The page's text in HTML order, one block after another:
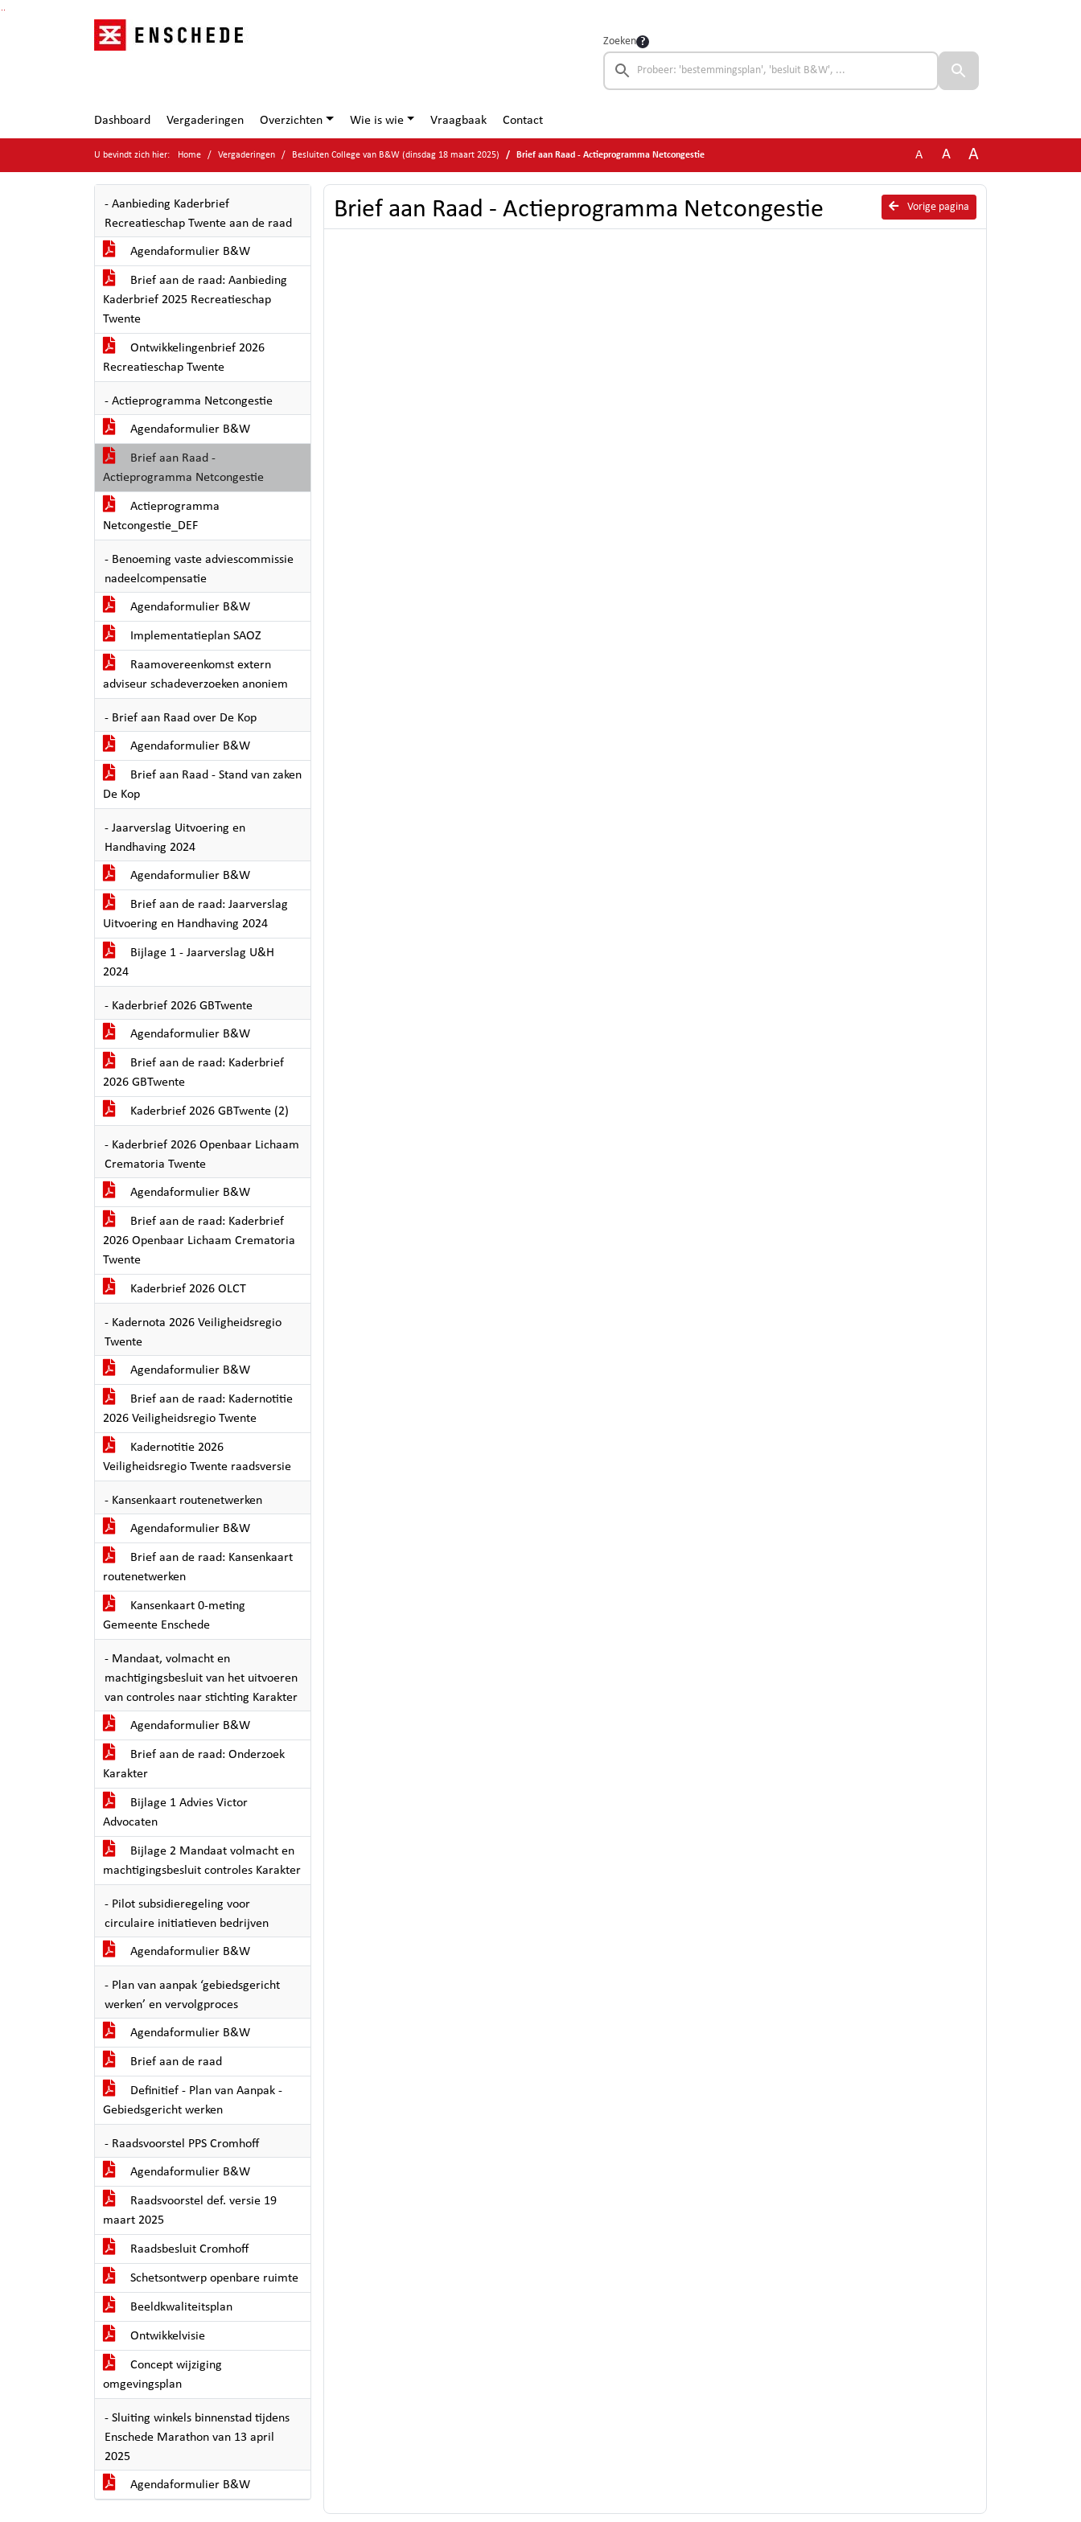
Ga naar de inhoud van deze pagina
Ga naar het zoeken
Ga naar het menu
Zoeken
Dashboard Vergaderingen Overzichten Wie is wie Vraagbaak Contact
U bevindt zich hier: Home Vergaderingen Besluiten College van B&W (dinsdag 18 maart 2025) Brief aan Raad - Actieprogramma Netcongestie A A A
- Aanbieding Kaderbrief
Recreatieschap Twente aan de raad
Agendaformulier B&W
Brief aan de raad: Aanbieding
Kaderbrief 2025 Recreatieschap
Twente
Ontwikkelingenbrief 2026
Recreatieschap Twente
- Actieprogramma Netcongestie
Agendaformulier B&W
Brief aan Raad -
Actieprogramma Netcongestie
Actieprogramma
Netcongestie_DEF
- Benoeming vaste adviescommissie
nadeelcompensatie
Agendaformulier B&W
Implementatieplan SAOZ
Raamovereenkomst extern
adviseur schadeverzoeken anoniem
- Brief aan Raad over De Kop
Agendaformulier B&W
Brief aan Raad - Stand van zaken
De Kop
- Jaarverslag Uitvoering en
Handhaving 2024
Agendaformulier B&W
Brief aan de raad: Jaarverslag
Uitvoering en Handhaving 2024
Bijlage 1 - Jaarverslag U&H
2024
- Kaderbrief 2026 GBTwente
Agendaformulier B&W
Brief aan de raad: Kaderbrief
2026 GBTwente
Kaderbrief 2026 GBTwente (2)
- Kaderbrief 2026 Openbaar Lichaam
Crematoria Twente
Agendaformulier B&W
Brief aan de raad: Kaderbrief
2026 Openbaar Lichaam Crematoria
Twente
Kaderbrief 2026 OLCT
- Kadernota 2026 Veiligheidsregio
Twente
Agendaformulier B&W
Brief aan de raad: Kadernotitie
2026 Veiligheidsregio Twente
Kadernotitie 2026
Veiligheidsregio Twente raadsversie
- Kansenkaart routenetwerken
Agendaformulier B&W
Brief aan de raad: Kansenkaart
routenetwerken
Kansenkaart 0-meting
Gemeente Enschede
- Mandaat, volmacht en
machtigingsbesluit van het uitvoeren
van controles naar stichting Karakter
Agendaformulier B&W
Brief aan de raad: Onderzoek
Karakter
Bijlage 1 Advies Victor
Advocaten
Bijlage 2 Mandaat volmacht en
machtigingsbesluit controles Karakter
- Pilot subsidieregeling voor
circulaire initiatieven bedrijven
Agendaformulier B&W
- Plan van aanpak ‘gebiedsgericht
werken’ en vervolgproces
Agendaformulier B&W
Brief aan de raad
Definitief - Plan van Aanpak -
Gebiedsgericht werken
- Raadsvoorstel PPS Cromhoff
Agendaformulier B&W
Raadsvoorstel def. versie 19
maart 2025
Raadsbesluit Cromhoff
Schetsontwerp openbare ruimte
Beeldkwaliteitsplan
Ontwikkelvisie
Concept wijziging
omgevingsplan
- Sluiting winkels binnenstad tijdens
Enschede Marathon van 13 april
2025
Agendaformulier B&W
Vorige pagina
Brief aan Raad - Actieprogramma Netcongestie